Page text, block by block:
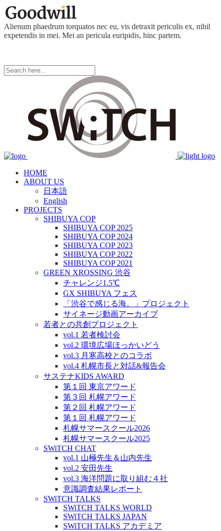
Alienum phaedrum torquatos nec eu, vis detraxit periculis ex, nihil
expetendis in mei. Mei an pericula euripidis, hinc partem.
HOME
ABOUT US
日本語
English
PROJECTS
SHIBUYA COP
SHIBUYA COP 2025
SHIBUYA COP 2024
SHIBUYA COP 2023
SHIBUYA COP 2022
SHIBUYA COP 2021
GREEN XROSSING 渋谷
チャレンジ1.5℃
GX SHIBUYA フェス
「渋谷で感じる海。」プロジェクト
サイネージ動画アーカイブ
若者との共創プロジェクト
vol.1 若者検討会
vol.2 環境広場ほっかいどう
vol.3 月寒高校とのコラボ
vol.4 札幌市長と対話&報告会
サステナKIDS AWARD
第１回 東京アワード
第３回 札幌アワード
第２回 札幌アワード
第１回 札幌アワード
札幌サマースクール2026
札幌サマースクール2025
SWiTCH CHAT
vol.1 山極先生＆山内先生
vol.2 安田先生
vol.3 海洋問題に取り組む４社
意識調査結果レポート
SWiTCH TALKS
SWiTCH TALKS WORLD
SWiTCH TALKS JAPAN
SWiTCH TALKS アカデミア